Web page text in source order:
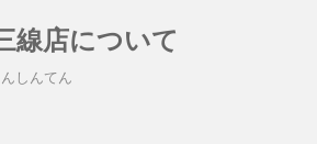
線店について
しんてん